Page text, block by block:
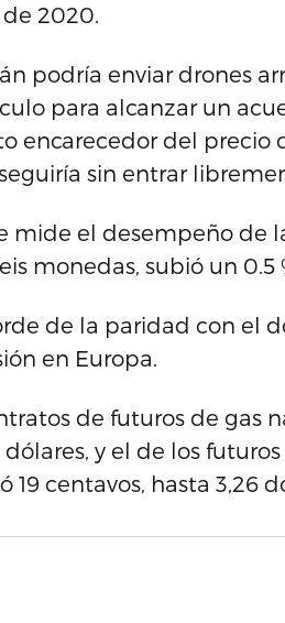
2020.
podría enviar drones
para alcanzar un
encarecedor del precio
sin entrar
mide el desempeño de
monedas, subió un 0.5
de la paridad con el
en Europa.
de futuros de gas
y el de los
centavos, hasta 3,26